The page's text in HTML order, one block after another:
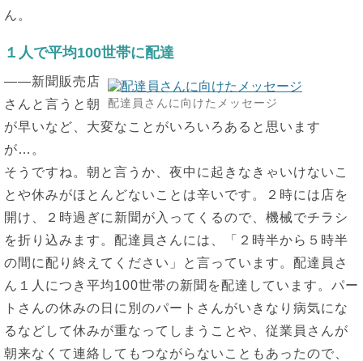
ん。
１人で平均100世帯に配達
配達員さんに向けたメッセージ
――新聞販売店
さんと言うと朝
が早いなど、大変なことがいろいろあると思います
が…。
そうですね。朝と言うか、夜中に起きなきゃいけないこ
とや休みがほとんどないことは辛いです。２時には店を
開け、２時過ぎに新聞が入ってくるので、機械でチラシ
を折り込みます。配達員さんには、「２時半から５時半
の間に配り終えてください」と言っています。配達員さ
ん１人につき平均100世帯の新聞を配達しています。パー
トさんの休みの日に別のパートさんがいきなり病気にな
るなどして休みが重なってしまうことや、従業員さんが
朝来なくて連絡してもつながらないこともあったので、